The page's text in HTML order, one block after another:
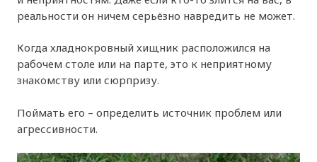
реальности он ничем серьёзно навредить не может.
Когда хладнокровный хищник расположился на
рабочем столе или на парте, это к неприятному
знакомству или сюрпризу.
Поймать его – определить источник проблем или
агрессивности.